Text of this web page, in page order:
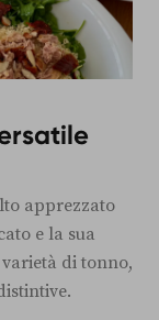
apprezzato
e la sua
di tonno,